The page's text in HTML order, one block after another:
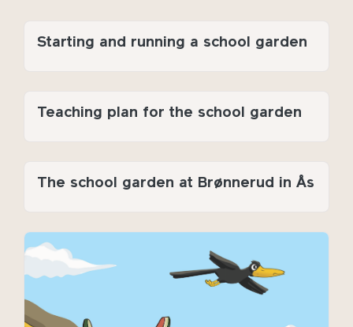
Starting and running a school garden
Teaching plan for the school garden
The school garden at Brønnerud in Ås